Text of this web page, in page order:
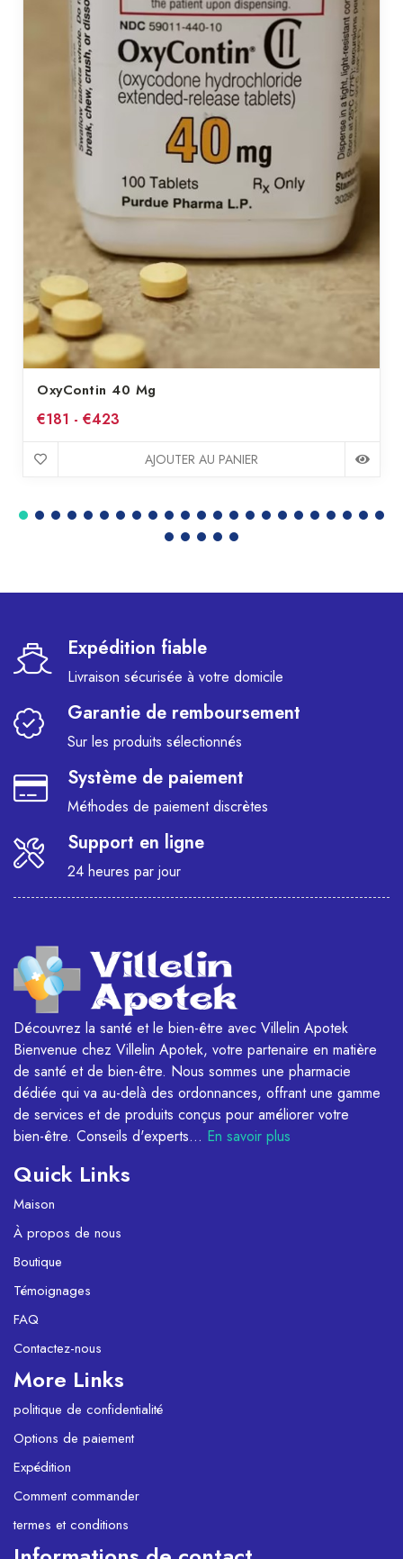
OxyContin 40 Mg
€181 - €423
AJOUTER AU PANIER
Expédition fiable
Livraison sécurisée à votre domicile
Garantie de remboursement
Sur les produits sélectionnés
Système de paiement
Méthodes de paiement discrètes
Support en ligne
24 heures par jour
Découvrez la santé et le bien-être avec Villelin Apotek
Bienvenue chez Villelin Apotek, votre partenaire en matière
de santé et de bien-être. Nous sommes une pharmacie
dédiée qui va au-delà des ordonnances, offrant une gamme
de services et de produits conçus pour améliorer votre
bien-être. Conseils d'experts... En savoir plus
Quick Links
Maison
À propos de nous
Boutique
Témoignages
FAQ
Contactez-nous
More Links
politique de confidentialité
Options de paiement
Expédition
Comment commander
termes et conditions